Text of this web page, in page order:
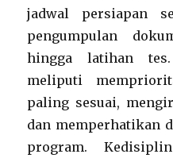
jadwal persiapan
pengumpulan
hingga latihan
meliputi
paling sesuai,
dan memperhatikan
program.